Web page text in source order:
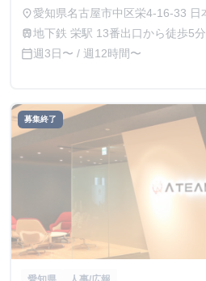
5,000円～のインセンティブを付
place愛知県名古屋市中区栄4-16-33 日
ル5階
train地下鉄 栄駅 13番出口から徒歩5
口から徒歩5分
calendar_today週3日〜 / 週12時間〜
募集終了